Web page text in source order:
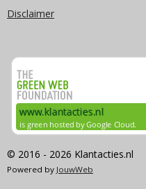
Disclaimer
© 2016 - 2026 Klantacties.nl
Powered by JouwWeb